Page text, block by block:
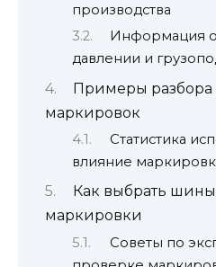
производства
Информация
давлении и
Примеры разбора
маркировок
Статистика
влияние
Как выбрать
маркировки
Советы по